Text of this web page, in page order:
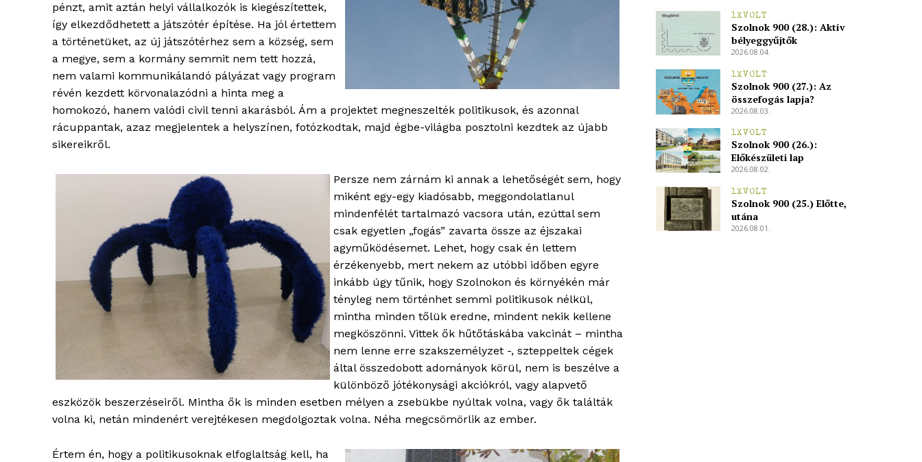
blogSZOLNOK
szubjektív
élményportál
Hasznos
bSZ fiók
Előfizetés
Kapcsolat
Adatkezelési tájékoztató
pénzt, amit aztán helyi vállalkozók is kiegészítettek,
így elkezdődhetett a játszótér építése. Ha jól értettem
a történetüket, az új játszótérhez sem a község, sem
a megye, sem a kormány semmit nem tett hozzá,
nem valami kommunikálandó pályázat vagy program
révén kezdett körvonalazódni a hinta meg a
homokozó, hanem valódi civil tenni akarásból. Ám a projektet megneszelték politikusok, és azonnal
rácuppantak, azaz megjelentek a helyszínen, fotózkodtak, majd égbe-világba posztolni kezdtek az újabb
sikereikről.
Persze nem zárnám ki annak a lehetőségét sem, hogy
miként egy-egy kiadósabb, meggondolatlanul
mindenfélét tartalmazó vacsora után, ezúttal sem
csak egyetlen „fogás” zavarta össze az éjszakai
agyműködésemet. Lehet, hogy csak én lettem
érzékenyebb, mert nekem az utóbbi időben egyre
inkább úgy tűnik, hogy Szolnokon és környékén már
tényleg nem történhet semmi politikusok nélkül,
mintha minden tőlük eredne, mindent nekik kellene
megköszönni. Vittek ők hűtőtáskába vakcinát – mintha
nem lenne erre szakszemélyzet -, szteppeltek cégek
által összedobott adományok körül, nem is beszélve a
különböző jótékonysági akciókról, vagy alapvető
eszközök beszerzéseiről. Mintha ők is minden esetben mélyen a zsebükbe nyúltak volna, vagy ők találták
volna ki, netán mindenért verejtékesen megdolgoztak volna. Néha megcsömörlik az ember.
Értem én, hogy a politikusoknak elfoglaltság kell, ha
1XVOLT
Szolnok 900 (28.): Aktív
bélyeggyűjtők
2026.08.04.
1XVOLT
Szolnok 900 (27.): Az
összefogás lapja?
2026.08.03.
1XVOLT
Szolnok 900 (26.):
Előkészületi lap
2026.08.02.
1XVOLT
Szolnok 900 (25.) Előtte,
utána
2026.08.01.